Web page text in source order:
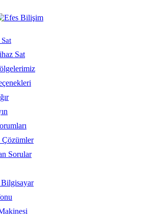
Sat
Sorular
Bilgisayar